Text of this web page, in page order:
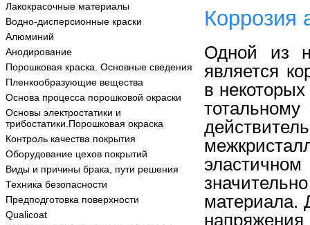
Лакокрасочные материалы
Водно-дисперсионные краски
Алюминий
Анодирование
Порошковая краска. Основные сведения
Пленкообразующие вещества
Основа процесса порошковой окраски
Основы электростатики и
трибостатики.Порошковая окраска
Контроль качества покрытия
Оборудование цехов покрытий
Виды и причины брака, пути решения
Техника безопасности
Предподготовка поверхности
Qualicoat
Коррозия
Одной из
является
в
эластичном
материала.